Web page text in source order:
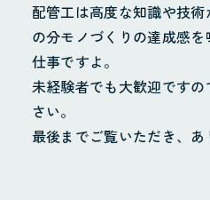
配管工は高度な知識や技
の分モノづくりの達成感
仕事ですよ。
未経験者でも大歓迎ですの
さい。
最後までご覧いただき、あ